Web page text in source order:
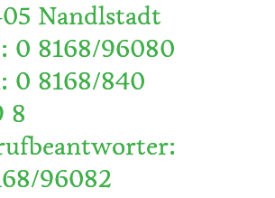
Nandlstadt
0 8168/96080
0 8168/840
8
96082